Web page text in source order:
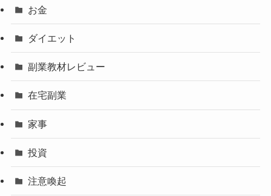
お金
ダイエット
副業教材レビュー
在宅副業
家事
投資
注意喚起